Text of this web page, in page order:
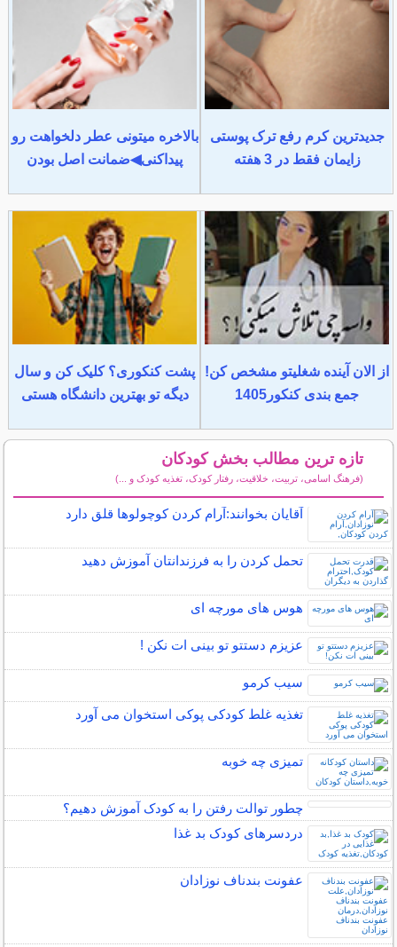
جدیدترین کرم رفع ترک پوستی
زایمان فقط در 3 هفته
بالاخره میتونی عطر دلخواهت رو
پیداکنی◀ضمانت اصل بودن
از الان آینده شغلیتو مشخص کن!
جمع بندی کنکور1405
پشت کنکوری؟ کلیک کن و سال
دیگه تو بهترین دانشگاه هستی
تازه ترین مطالب بخش کودکان
(فرهنگ اسامی، تربیت، خلاقیت، رفتار کودک، تغذیه کودک و ...)
آقایان بخوانند:آرام كردن كوچولوها قلق دارد
تحمل کردن را به فرزندانتان آموزش دهید
هوس های مورچه ای
عزیزم دستتو تو بینی ات نکن !
سیب کرمو
تغذیه غلط کودکی پوکی استخوان می آورد
تمیزی چه خوبه
چطور توالت رفتن را به کودک آموزش دهیم؟
دردسرهای کودک بد غذا
عفونت بندناف نوزادان